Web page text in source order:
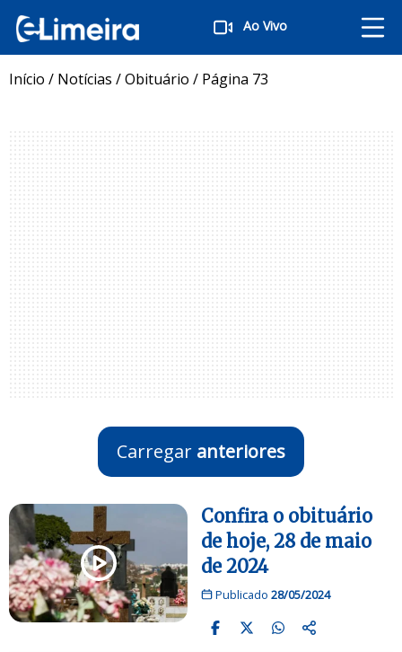
Ao Vivo
Início / Notícias /Obituário / Página 73
Carregar anteriores
Confira o obituário
de hoje, 28 de maio
de 2024
Publicado 28/05/2024